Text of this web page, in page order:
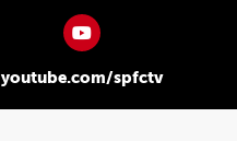
youtube.com/spfctv